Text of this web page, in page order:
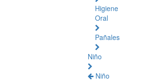
Higiene
Oral
Pañales
Niño
Niño